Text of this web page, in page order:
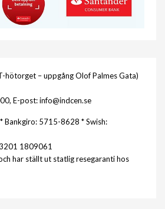
hötorget – uppgång Olof Palmes Gata)
E-post: info@indcen.se
Bankgiro: 5715-8628 * Swish:
1809061
har ställt ut statlig resegaranti hos